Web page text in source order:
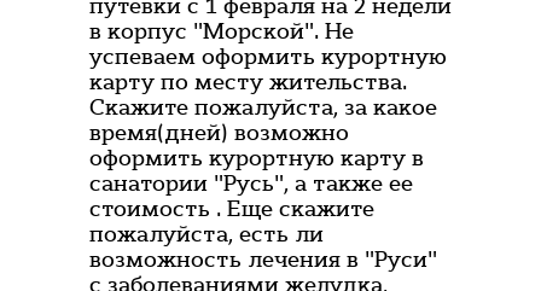
путевки с 1 февраля на 2 недели
в корпус "Морской". Не
успеваем оформить курортную
карту по месту жительства.
Скажите пожалуйста, за какое
время(дней) возможно
оформить курортную карту в
санатории "Русь", а также ее
стоимость . Еще скажите
пожалуйста, есть ли
возможность лечения в "Руси"
с заболеваниями желудка,